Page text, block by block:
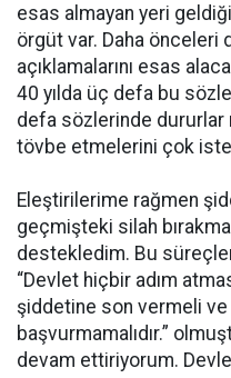
esas almayan yeri
örgüt var. Daha önceleri
açıklamalarını esas
40 yılda üç defa bu
defa sözlerinde dururlar
tövbe etmelerini çok
Eleştirilerime rağmen
geçmişteki silah
destekledim. Bu
“Devlet hiçbir adım
şiddetine son vermeli ve
başvurmamalıdır.”
devam ettiriyorum.